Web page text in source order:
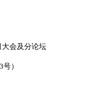
会及分论坛
）